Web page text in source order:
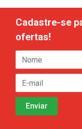
Cadastre-se
ofertas!